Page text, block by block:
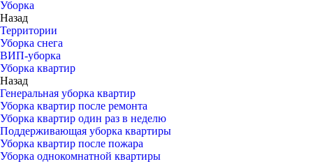
Уборка
Назад
Территории
Уборка снега
ВИП-уборка
Уборка квартир
Назад
Генеральная уборка квартир
Уборка квартир после ремонта
Уборка квартир один раз в неделю
Поддерживающая уборка квартиры
Уборка квартир после пожара
Уборка однокомнатной квартиры